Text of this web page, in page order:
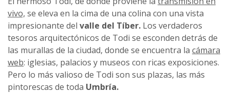
vivo, se eleva en la cima de una colina con una vista
impresionante del valle del Tíber. Los verdaderos
tesoros arquitectónicos de Todi se esconden detrás de
las murallas de la ciudad, donde se encuentra la cámara
web: iglesias, palacios y museos con ricas exposiciones.
Pero lo más valioso de Todi son sus plazas, las más
pintorescas de toda Umbría.